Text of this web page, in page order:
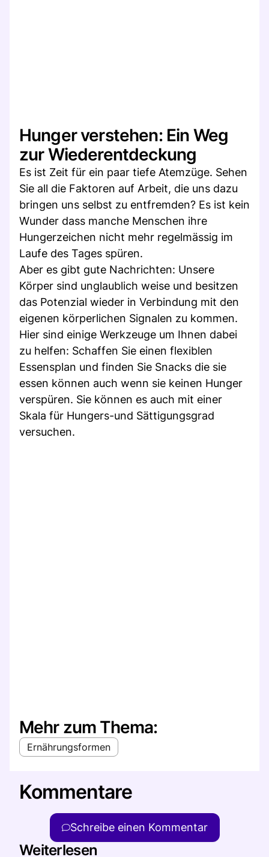
Hunger verstehen: Ein Weg
zur Wiederentdeckung
Es ist Zeit für ein paar tiefe Atemzüge. Sehen
Sie all die Faktoren auf Arbeit, die uns dazu
bringen uns selbst zu entfremden? Es ist kein
Wunder dass manche Menschen ihre
Hungerzeichen nicht mehr regelmässig im
Laufe des Tages spüren.
Aber es gibt gute Nachrichten: Unsere
Körper sind unglaublich weise und besitzen
das Potenzial wieder in Verbindung mit den
eigenen körperlichen Signalen zu kommen.
Hier sind einige Werkzeuge um Ihnen dabei
zu helfen: Schaffen Sie einen flexiblen
Essensplan und finden Sie Snacks die sie
essen können auch wenn sie keinen Hunger
verspüren. Sie können es auch mit einer
Skala für Hungers-und Sättigungsgrad
versuchen.
Mehr zum Thema:
Ernährungsformen
Kommentare
Schreibe einen Kommentar
Weiterlesen